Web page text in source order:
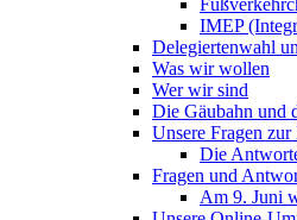
IMEP
Delegiertenwahl
Was wir wollen
Wer wir sind
Die Gäubahn und
Unsere Fragen
Die
Fragen und
Am 9. Juni